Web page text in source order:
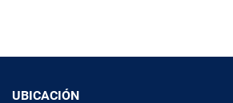
UBICACIÓN